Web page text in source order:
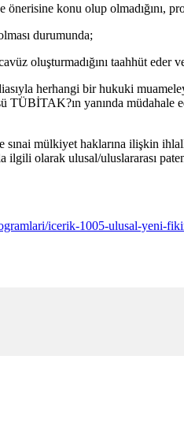
konu olup olmadığını,
durumunda;
taahhüt eder
herhangi bir hukuki
TÜBİTAK?ın yanında
mülkiyet haklarına ilişkin
olarak ulusal/uluslararası
icerik-1005-ulusal-yeni-